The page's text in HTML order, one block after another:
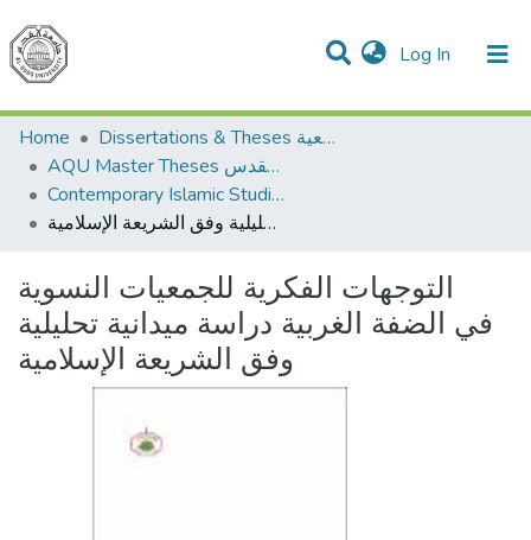
Log In (current)
Communities & Collections
All of DSpace
Home
Dissertations & Theses الرسائل الجامعية
AQU Master Theses الرسائل الجامعية الخاصة بجامعة القدس
Contemporary Islamic Studies الدراسات الإسلامية المعاصرة
التوجهات الفكرية للجمعيات النسوية في الضفة الغربية دراسة ميدانية تحليلية وفق الشريعة الإسلامية
التوجهات الفكرية للجمعيات النسوية
في الضفة الغربية دراسة ميدانية تحليلية
وفق الشريعة الإسلامية